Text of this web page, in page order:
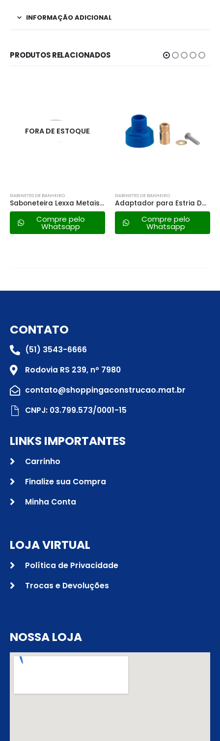
INFORMAÇÃO ADICIONAL
PRODUTOS RELACIONADOS
Saboneteira Lexxa Metais – Lx7169rg
GABINETES DE BANHEIRO
Compre pelo
Whatsapp
GABINETES DE BANHEIRO
Compre pelo
Whatsapp
CONTATO
(51) 3543-6666
Rodovia RS 239, nº 7980
contato@shoppingaconstrucao.mat.br
CNPJ: 03.799.573/0001-15
LINKS IMPORTANTES
Carrinho
Finalize sua Compra
Minha Conta
LOJA VIRTUAL
Política de Privacidade
Trocas e Devoluções
NOSSA LOJA